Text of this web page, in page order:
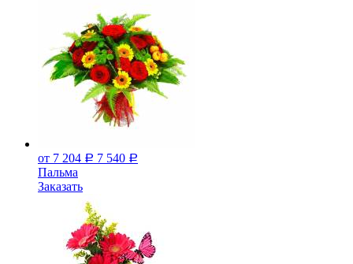
от 7 204 Р 7 540 Р
Пальма
Заказать